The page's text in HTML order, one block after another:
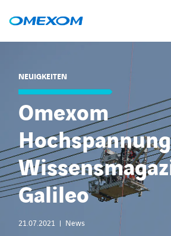
Lösungen
News
Standorte
Karriere
nach:
NEUIGKEITEN
Omexom
Galileo
21.07.2021 News